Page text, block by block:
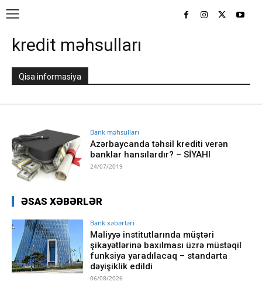
kredit məhsulları
Qisa informasiya
Bank məhsulları
Azərbaycanda təhsil krediti verən
banklar hansılardır? – SİYAHI
24/07/2019
ƏSAS XƏBƏRLƏR
Bank xəbərləri
Maliyyə institutlarında müştəri
şikayətlərinə baxılması üzrə müstəqil
funksiya yaradılacaq – standarta
dəyişiklik edildi
06/08/2026